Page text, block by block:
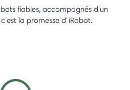
fiables, accompagnés d'un
la promesse d'iRobot.